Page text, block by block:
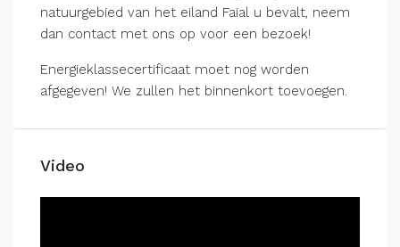
natuurgebied van het eiland Faial u bevalt, neem
dan contact met ons op voor een bezoek!
Energieklassecertificaat moet nog worden
afgegeven! We zullen het binnenkort toevoegen.
Video